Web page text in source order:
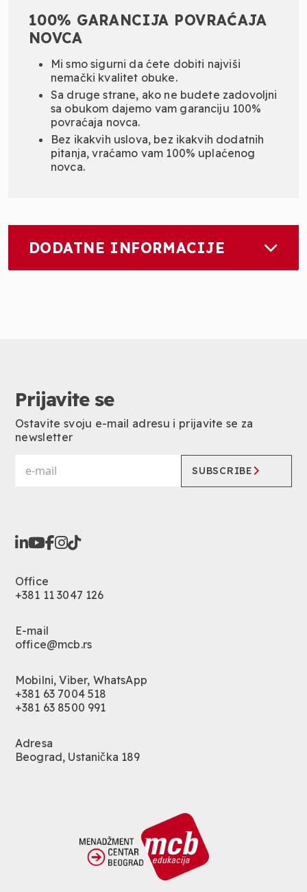
100% GARANCIJA POVRAĆAJA
NOVCA
Mi smo sigurni da ćete dobiti najviši
nemački kvalitet obuke.
Sa druge strane, ako ne budete zadovoljni
sa obukom dajemo vam garanciju 100%
povraćaja novca.
Bez ikakvih uslova, bez ikakvih dodatnih
pitanja, vraćamo vam 100% uplaćenog
novca.
DODATNE INFORMACIJE
Prijavite se
Ostavite svoju e-mail adresu i prijavite se za
newsletter
SUBSCRIBE
Office
+381 11 3047 126
E-mail
office@mcb.rs
Mobilni, Viber, WhatsApp
+381 63 7004 518
+381 63 8500 991
Adresa
Beograd, Ustanička 189